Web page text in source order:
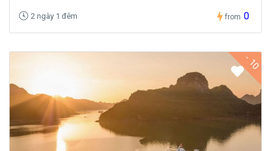
2 ngày 1 đêm from 0
- 10